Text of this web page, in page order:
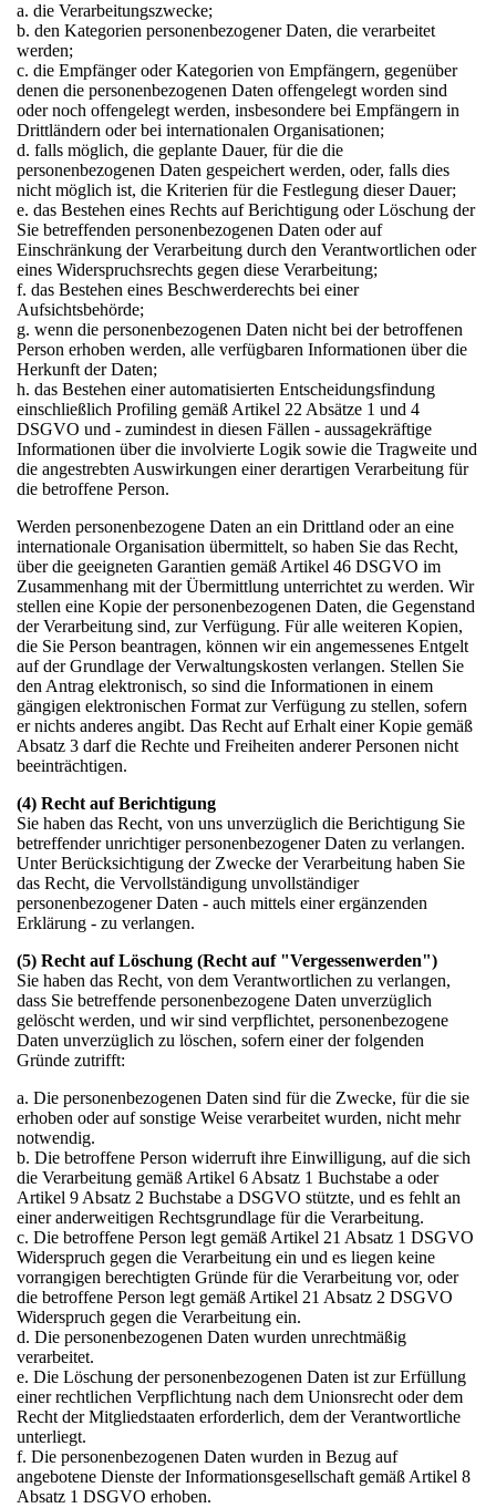
a. die Verarbeitungszwecke;
b. den Kategorien personenbezogener Daten, die verarbeitet
werden;
c. die Empfänger oder Kategorien von Empfängern, gegenüber
denen die personenbezogenen Daten offengelegt worden sind
oder noch offengelegt werden, insbesondere bei Empfängern in
Drittländern oder bei internationalen Organisationen;
d. falls möglich, die geplante Dauer, für die die
personenbezogenen Daten gespeichert werden, oder, falls dies
nicht möglich ist, die Kriterien für die Festlegung dieser Dauer;
e. das Bestehen eines Rechts auf Berichtigung oder Löschung der
Sie betreffenden personenbezogenen Daten oder auf
Einschränkung der Verarbeitung durch den Verantwortlichen oder
eines Widerspruchsrechts gegen diese Verarbeitung;
f. das Bestehen eines Beschwerderechts bei einer
Aufsichtsbehörde;
g. wenn die personenbezogenen Daten nicht bei der betroffenen
Person erhoben werden, alle verfügbaren Informationen über die
Herkunft der Daten;
h. das Bestehen einer automatisierten Entscheidungsfindung
einschließlich Profiling gemäß Artikel 22 Absätze 1 und 4
DSGVO und - zumindest in diesen Fällen - aussagekräftige
Informationen über die involvierte Logik sowie die Tragweite und
die angestrebten Auswirkungen einer derartigen Verarbeitung für
die betroffene Person.
Werden personenbezogene Daten an ein Drittland oder an eine
internationale Organisation übermittelt, so haben Sie das Recht,
über die geeigneten Garantien gemäß Artikel 46 DSGVO im
Zusammenhang mit der Übermittlung unterrichtet zu werden. Wir
stellen eine Kopie der personenbezogenen Daten, die Gegenstand
der Verarbeitung sind, zur Verfügung. Für alle weiteren Kopien,
die Sie Person beantragen, können wir ein angemessenes Entgelt
auf der Grundlage der Verwaltungskosten verlangen. Stellen Sie
den Antrag elektronisch, so sind die Informationen in einem
gängigen elektronischen Format zur Verfügung zu stellen, sofern
er nichts anderes angibt. Das Recht auf Erhalt einer Kopie gemäß
Absatz 3 darf die Rechte und Freiheiten anderer Personen nicht
beeinträchtigen.
(4) Recht auf Berichtigung
Sie haben das Recht, von uns unverzüglich die Berichtigung Sie
betreffender unrichtiger personenbezogener Daten zu verlangen.
Unter Berücksichtigung der Zwecke der Verarbeitung haben Sie
das Recht, die Vervollständigung unvollständiger
personenbezogener Daten - auch mittels einer ergänzenden
Erklärung - zu verlangen.
(5) Recht auf Löschung (Recht auf "Vergessenwerden")
Sie haben das Recht, von dem Verantwortlichen zu verlangen,
dass Sie betreffende personenbezogene Daten unverzüglich
gelöscht werden, und wir sind verpflichtet, personenbezogene
Daten unverzüglich zu löschen, sofern einer der folgenden
Gründe zutrifft:
a. Die personenbezogenen Daten sind für die Zwecke, für die sie
erhoben oder auf sonstige Weise verarbeitet wurden, nicht mehr
notwendig.
b. Die betroffene Person widerruft ihre Einwilligung, auf die sich
die Verarbeitung gemäß Artikel 6 Absatz 1 Buchstabe a oder
Artikel 9 Absatz 2 Buchstabe a DSGVO stützte, und es fehlt an
einer anderweitigen Rechtsgrundlage für die Verarbeitung.
c. Die betroffene Person legt gemäß Artikel 21 Absatz 1 DSGVO
Widerspruch gegen die Verarbeitung ein und es liegen keine
vorrangigen berechtigten Gründe für die Verarbeitung vor, oder
die betroffene Person legt gemäß Artikel 21 Absatz 2 DSGVO
Widerspruch gegen die Verarbeitung ein.
d. Die personenbezogenen Daten wurden unrechtmäßig
verarbeitet.
e. Die Löschung der personenbezogenen Daten ist zur Erfüllung
einer rechtlichen Verpflichtung nach dem Unionsrecht oder dem
Recht der Mitgliedstaaten erforderlich, dem der Verantwortliche
unterliegt.
f. Die personenbezogenen Daten wurden in Bezug auf
angebotene Dienste der Informationsgesellschaft gemäß Artikel 8
Absatz 1 DSGVO erhoben.